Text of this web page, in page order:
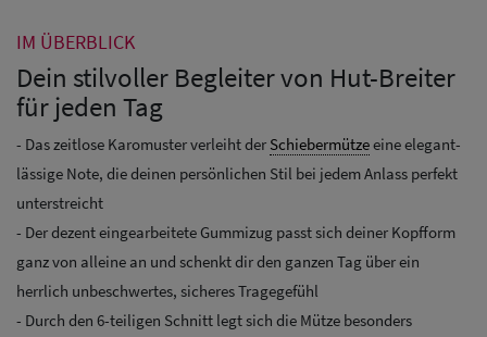
Herren
Snapback Caps
IM ÜBERBLICK
Dein stilvoller Begleiter von Hut-Breiter
für jeden Tag
- Das zeitlose Karomuster verleiht der Schiebermützeeine elegant-
lässige Note, die deinen persönlichen Stil bei jedem Anlass perfekt
unterstreicht
- Der dezent eingearbeitete Gummizug passt sich deiner Kopfform
ganz von alleine an und schenkt dir den ganzen Tag über ein
herrlich unbeschwertes, sicheres Tragegefühl
- Durch den 6-teiligen Schnitt legt sich die Mütze besonders